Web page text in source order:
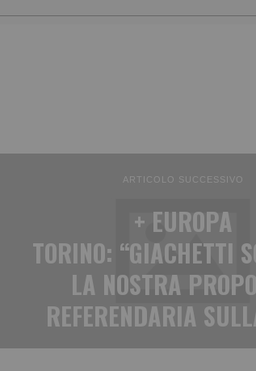
ARTICOLO SUCCESSIVO
+ EUROPA
TORINO: “GIACHETTI
LA NOSTRA
REFERENDARIA